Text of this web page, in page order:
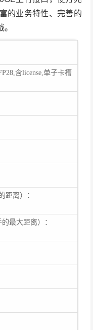
的业务特性、完善的
含license,单子卡槽
距离）：
最大距离）：